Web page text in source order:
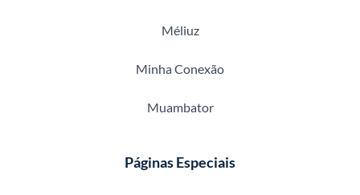
Méliuz
Minha Conexão
Muambator
Páginas Especiais